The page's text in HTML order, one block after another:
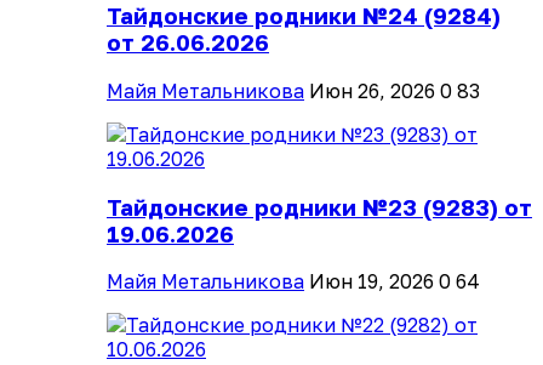
Тайдонские родники №24 (9284)
от 26.06.2026
Майя Метальникова Июн 26, 2026 0 83
Тайдонские родники №23 (9283) от
19.06.2026
Майя Метальникова Июн 19, 2026 0 64